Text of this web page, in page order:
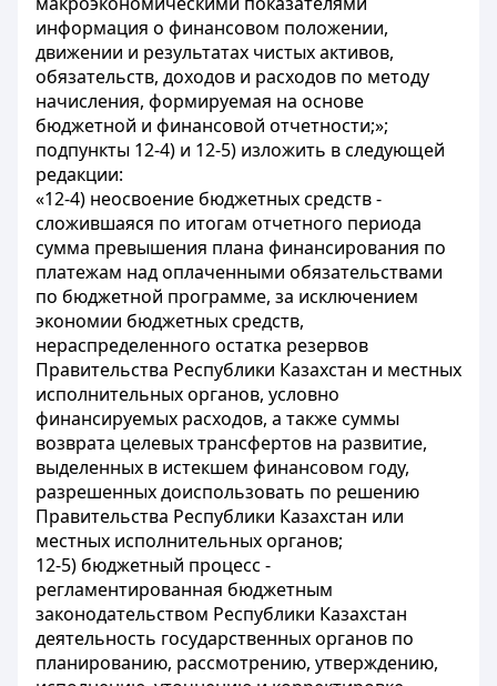
информация о финансовом положении,
движении и результатах чистых активов,
обязательств, доходов и расходов по методу
начисления, формируемая на основе
бюджетной и финансовой отчетности;»;
подпункты 12-4) и 12-5) изложить в следующей
редакции:
«12-4) неосвоение бюджетных средств -
сложившаяся по итогам отчетного периода
сумма превышения плана финансирования по
платежам над оплаченными обязательствами
по бюджетной программе, за исключением
экономии бюджетных средств,
нераспределенного остатка резервов
Правительства Республики Казахстан и местных
исполнительных органов, условно
финансируемых расходов, а также суммы
возврата целевых трансфертов на развитие,
выделенных в истекшем финансовом году,
разрешенных доиспользовать по решению
Правительства Республики Казахстан или
местных исполнительных органов;
12-5) бюджетный процесс -
регламентированная бюджетным
законодательством Республики Казахстан
деятельность государственных органов по
планированию, рассмотрению, утверждению,